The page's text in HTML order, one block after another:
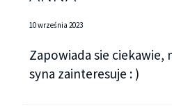
10 września 2023
Zapowiada sie ciekawie,
syna zainteresuje : )